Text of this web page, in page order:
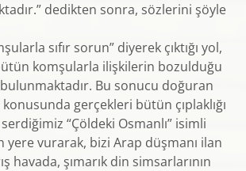
dedikten sonra, sözlerini şöyle
sıfır sorun” diyerek çıktığı yol,
komşularla ilişkilerin bozulduğu
bulunmaktadır. Bu sonucu doğuran
gerçekleri bütün çıplaklığı
“Çöldeki Osmanlı” isimli
yere vurarak, bizi Arap düşmanı ilan
havada, şımarık din simsarlarının